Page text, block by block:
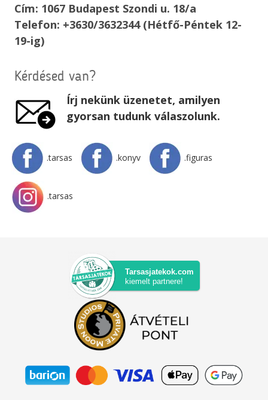
Cím: 1067 Budapest Szondi u. 18/a
Telefon: +3630/3632344 (Hétfő-Péntek 12-
19-ig)
Kérdésed van?
Írj nekünk üzenetet, amilyen
gyorsan tudunk válaszolunk.
.tarsas .konyv .figuras
.tarsas
Tarsasjatekok.com
kiemelt partnere!